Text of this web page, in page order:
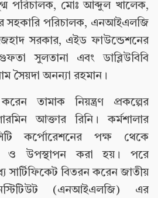
পরিচালক, মোঃ আব্দুল খালেক,
সহকারি পরিচালক, এনআইএলজি
সরকার, এইড ফাউন্ডেশনের
সুলতানা এবং ডাব্লিউবিবি
সৈয়দা অনন্যা রহমান।
তামাক নিয়ন্ত্রণ প্রকল্পের
আক্তার রিনি। কর্মশালার
কর্পোরেশনের পক্ষ থেকে
ও উপস্থাপন করা হয়। পরে
সার্টিফিকেট বিতরন করেন জাতীয়
(এনআইএলজি) এর